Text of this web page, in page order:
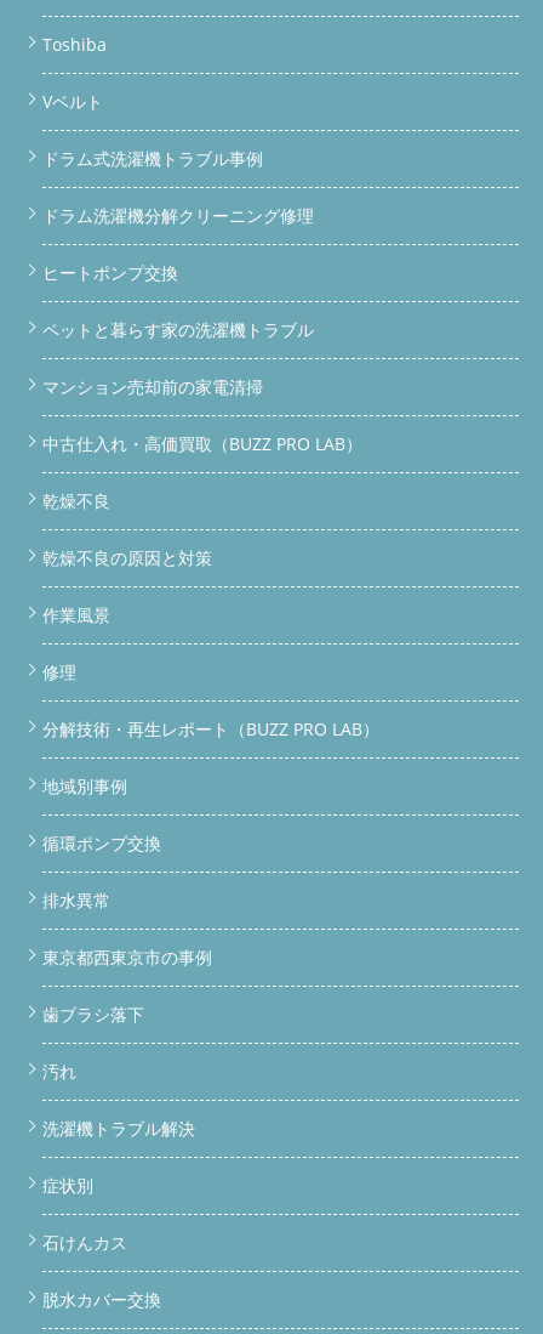
Toshiba
Vベルト
ドラム式洗濯機トラブル事例
ドラム洗濯機分解クリーニング修理
ヒートポンプ交換
ペットと暮らす家の洗濯機トラブル
マンション売却前の家電清掃
中古仕入れ・高価買取（BUZZ PRO LAB）
乾燥不良
乾燥不良の原因と対策
作業風景
修理
分解技術・再生レポート（BUZZ PRO LAB）
地域別事例
循環ポンプ交換
排水異常
東京都西東京市の事例
歯ブラシ落下
汚れ
洗濯機トラブル解決
症状別
石けんカス
脱水カバー交換